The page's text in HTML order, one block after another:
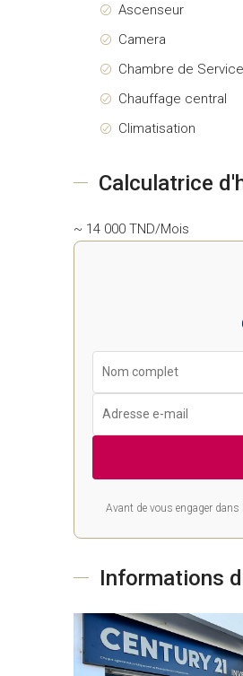
Ascenseur
Camera
Chambre de Service
Chauffage central
Climatisation
Calculatrice
~ 14 000 TND/Mois
Avant de vous engager
Informations